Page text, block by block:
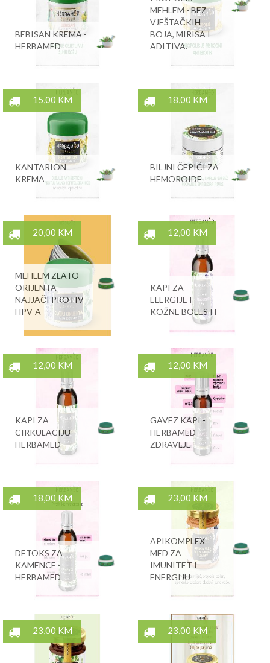
BEBISAN KREMA -
HERBAMED
MEHLEM - BEZ
VJEŠTAČKIH
BOJA, MIRISA I
ADITIVA.
15,00 KM
KANTARION
KREMA
18,00 KM
BILJNI ČEPIĆI ZA
HEMOROIDE
20,00 KM
MEHLEM ZLATO
ORIJENTA -
NAJJAČI PROTIV
HPV-A
12,00 KM
KAPI ZA
ELERGIJE I
KOŽNE BOLESTI
12,00 KM
KAPI ZA
CIRKULACIJU -
HERBAMED
12,00 KM
GAVEZ KAPI -
HERBAMED
ZDRAVLJE
18,00 KM
DETOKS ZA
KAMENCE -
HERBAMED
23,00 KM
APIKOMPLEX
MED ZA
IMUNITET I
ENERGIJU
23,00 KM 23,00 KM